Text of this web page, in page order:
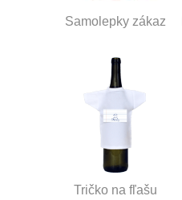
Samolepky zákaz
Tričko na fľašu